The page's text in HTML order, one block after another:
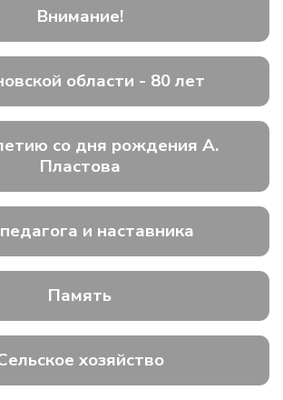
Внимание!
области - 80 лет
со дня рождения А.
Пластова
и наставника
Память
хозяйство